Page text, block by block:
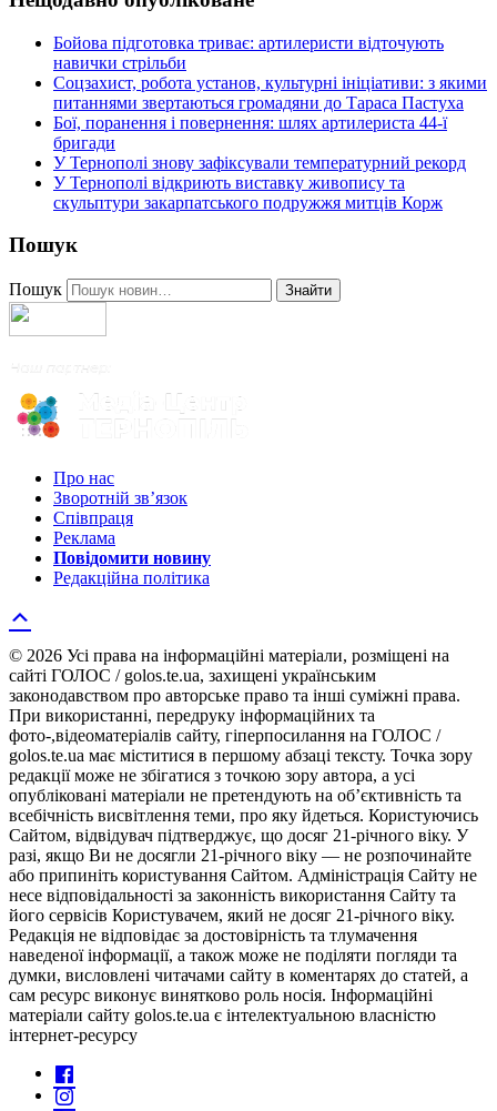
Бойова підготовка триває: артилеристи відточують
навички стрільби
Соцзахист, робота установ, культурні ініціативи: з якими
питаннями звертаються громадяни до Тараса Пастуха
Бої, поранення і повернення: шлях артилериста 44-ї
бригади
У Тернополі знову зафіксували температурний рекорд
У Тернополі відкриють виставку живопису та
скульптури закарпатського подружжя митців Корж
Пошук
Пошук Знайти
Про нас
Зворотній зв’язок
Співпраця
Реклама
Повідомити новину
Редакційна політика
© 2026 Усі права на інформаційні матеріали, розміщені на
сайті ГОЛОС / golos.te.ua, захищені українським
законодавством про авторське право та інші суміжні права.
При використанні, передруку інформаційних та
фото-,відеоматеріалів сайту, гіперпосилання на ГОЛОС /
golos.te.ua має міститися в першому абзаці тексту. Точка зору
редакції може не збігатися з точкою зору автора, а усі
опубліковані матеріали не претендують на об’єктивність та
всебічність висвітлення теми, про яку йдеться. Користуючись
Сайтом, відвідувач підтверджує, що досяг 21-річного віку. У
разі, якщо Ви не досягли 21-річного віку — не розпочинайте
або припиніть користування Сайтом. Адміністрація Сайту не
несе відповідальності за законність використання Сайту та
його сервісів Користувачем, який не досяг 21-річного віку.
Редакція не відповідає за достовірність та тлумачення
наведеної інформації, а також може не поділяти погляди та
думки, висловлені читачами сайту в коментарях до статей, а
сам ресурс виконує винятково роль носія. Інформаційні
матеріали сайту golos.te.ua є інтелектуальною власністю
інтернет-ресурсу